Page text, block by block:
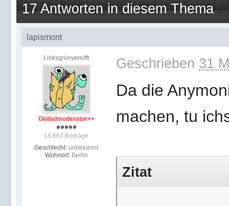
17 Antworten in diesem Thema
lapismont
Linksgrünversifft
Globalmoderator++
18.662 Beiträge
Geschlecht: unbekannt
Wohnort: Berlin
Geschrieben 31
Da die
machen, tu
Zitat